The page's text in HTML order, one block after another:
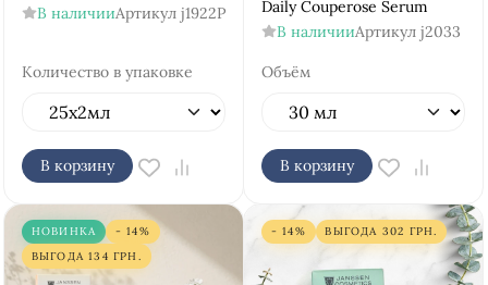
В наличииАртикул j1922P
Количество в упаковке
В корзину
Daily Couperose Serum
В наличииАртикул j2033
Объём
В корзину
НОВИНКА
- 14%
ВЫГОДА134 ГРН.
- 14% ВЫГОДА 302 ГРН.